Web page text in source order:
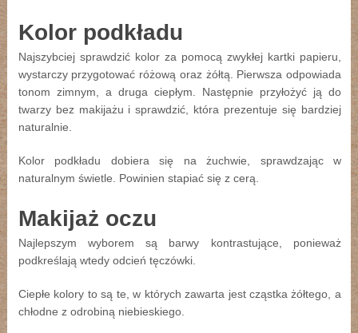
Kolor podkładu
Najszybciej sprawdzić kolor za pomocą zwykłej kartki papieru,
wystarczy przygotować różową oraz żółtą. Pierwsza odpowiada
tonom zimnym, a druga ciepłym. Następnie przyłożyć ją do
twarzy bez makijażu i sprawdzić, która prezentuje się bardziej
naturalnie.
Kolor podkładu dobiera się na żuchwie, sprawdzając w
naturalnym świetle. Powinien stapiać się z cerą.
Makijaż oczu
Najlepszym wyborem są barwy kontrastujące, ponieważ
podkreślają wtedy odcień tęczówki.
Ciepłe kolory to są te, w których zawarta jest cząstka żółtego, a
chłodne z odrobiną niebieskiego.